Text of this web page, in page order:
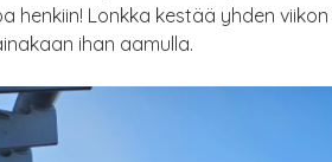
henkiin! Lonkka kestää yhden
ihan aamulla.